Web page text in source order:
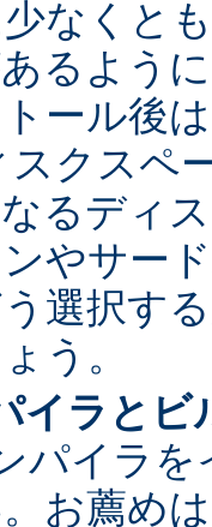
なくと
るよう
ール後
スクスペ
るディ
やサー
選択す
う。
イラとビ
パイラ
お薦め